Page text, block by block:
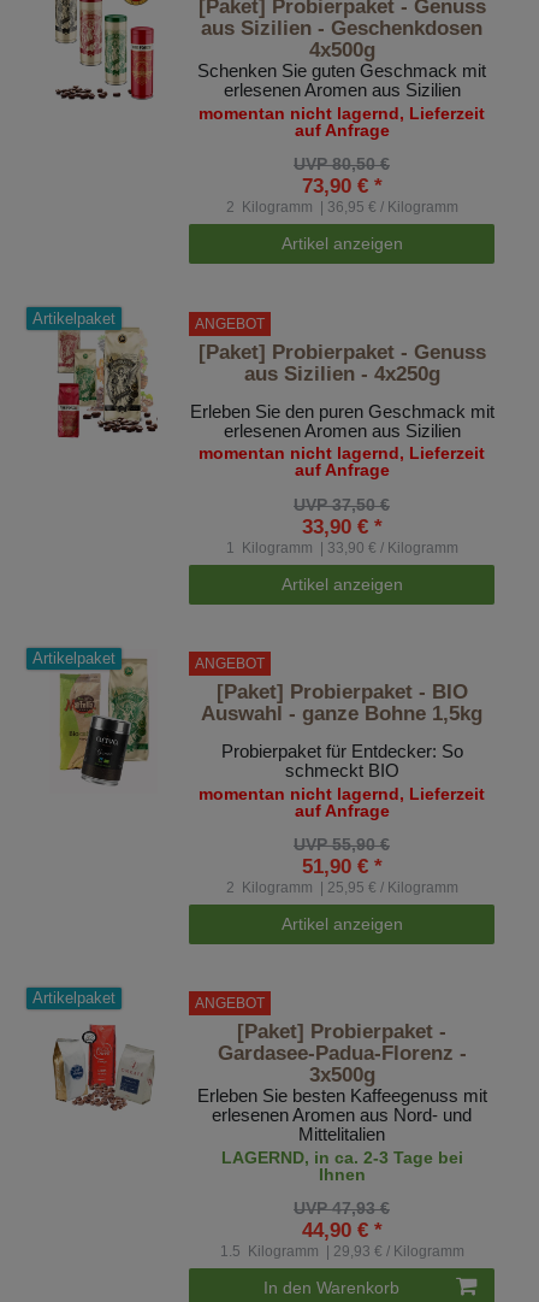
[Paket] Probierpaket - Genuss
aus Sizilien - Geschenkdosen
4x500g
Schenken Sie guten Geschmack mit
erlesenen Aromen aus Sizilien
momentan nicht lagernd, Lieferzeit
auf Anfrage
UVP 80,50 €
73,90 € *
2 Kilogramm | 36,95 € / Kilogramm
Artikel anzeigen
Artikelpaket ANGEBOT
[Paket] Probierpaket - Genuss
aus Sizilien - 4x250g
Erleben Sie den puren Geschmack mit
erlesenen Aromen aus Sizilien
momentan nicht lagernd, Lieferzeit
auf Anfrage
UVP 37,50 €
33,90 € *
1 Kilogramm | 33,90 € / Kilogramm
Artikel anzeigen
Artikelpaket ANGEBOT
[Paket] Probierpaket - BIO
Auswahl - ganze Bohne 1,5kg
Probierpaket für Entdecker: So
schmeckt BIO
momentan nicht lagernd, Lieferzeit
auf Anfrage
UVP 55,90 €
51,90 € *
2 Kilogramm | 25,95 € / Kilogramm
Artikel anzeigen
Artikelpaket ANGEBOT
[Paket] Probierpaket -
Gardasee-Padua-Florenz -
3x500g
Erleben Sie besten Kaffeegenuss mit
erlesenen Aromen aus Nord- und
Mittelitalien
LAGERND, in ca. 2-3 Tage bei
Ihnen
UVP 47,93 €
44,90 € *
1.5 Kilogramm | 29,93 € / Kilogramm
In den Warenkorb